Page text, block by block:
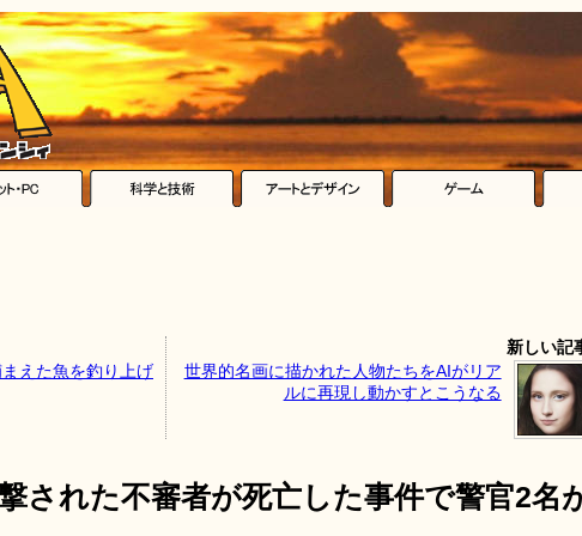
えた魚を釣り上げ
新しい記
世界的名画に描かれた人物たちをAIがリア
ルに再現し動かすとこうなる
された不審者が死亡した事件で警官2名